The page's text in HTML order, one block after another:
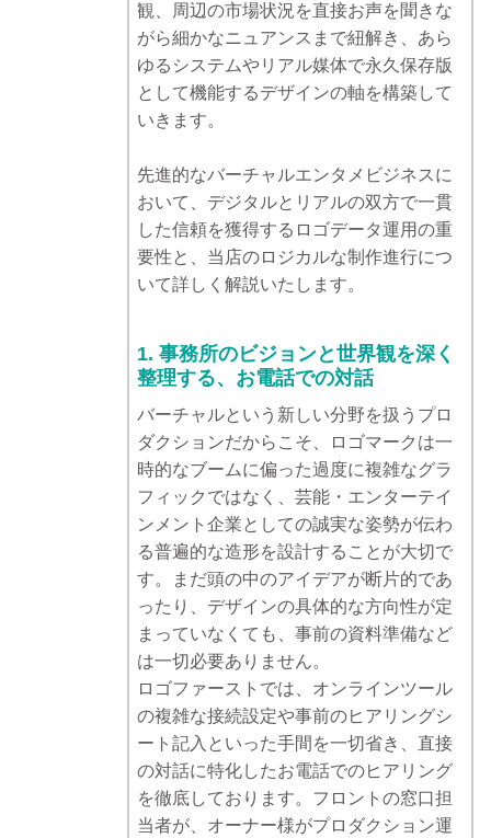
観、周辺の市場状況を直接お声を聞きな
がら細かなニュアンスまで紐解き、あら
ゆるシステムやリアル媒体で永久保存版
として機能するデザインの軸を構築して
いきます。
先進的なバーチャルエンタメビジネスに
おいて、デジタルとリアルの双方で一貫
した信頼を獲得するロゴデータ運用の重
要性と、当店のロジカルな制作進行につ
いて詳しく解説いたします。
1. 事務所のビジョンと世界観を深く
整理する、お電話での対話
バーチャルという新しい分野を扱うプロ
ダクションだからこそ、ロゴマークは一
時的なブームに偏った過度に複雑なグラ
フィックではなく、芸能・エンターテイ
ンメント企業としての誠実な姿勢が伝わ
る普遍的な造形を設計することが大切で
す。まだ頭の中のアイデアが断片的であ
ったり、デザインの具体的な方向性が定
まっていなくても、事前の資料準備など
は一切必要ありません。
ロゴファーストでは、オンラインツール
の複雑な接続設定や事前のヒアリングシ
ート記入といった手間を一切省き、直接
の対話に特化したお電話でのヒアリング
を徹底しております。フロントの窓口担
当者が、オーナー様がプロダクション運